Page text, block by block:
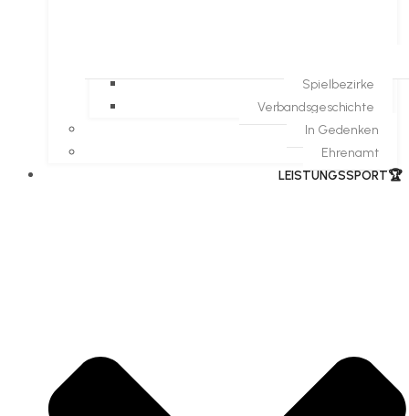
Spielbezirke
Verbandsgeschichte
In Gedenken
Ehrenamt
​LEISTUNGSSPORT🏆